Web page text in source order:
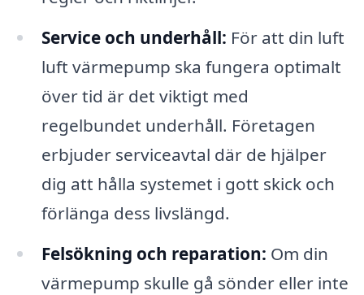
Service och underhåll: För att din luft
luft värmepump ska fungera optimalt
över tid är det viktigt med
regelbundet underhåll. Företagen
erbjuder serviceavtal där de hjälper
dig att hålla systemet i gott skick och
förlänga dess livslängd.
Felsökning och reparation: Om din
värmepump skulle gå sönder eller inte